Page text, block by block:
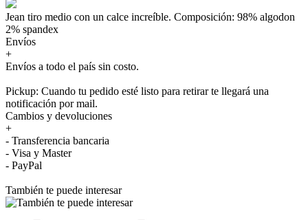
Jean tiro medio con un calce increíble. Composición: 98% algodon
2% spandex
Envíos
+
Envíos a todo el país sin costo.
Pickup: Cuando tu pedido esté listo para retirar te llegará una
notificación por mail.
Cambios y devoluciones
+
- Transferencia bancaria
- Visa y Master
- PayPal
También te puede interesar